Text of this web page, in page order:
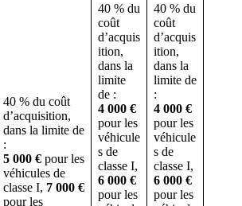
40 % du coût
d’acquisition,
dans la limite de
:
5 000 € pour les
véhicules de
classe I, 7 000 €
pour les
40 % du
coût
d’acquis
ition,
dans la
limite
de :
4 000 €
pour les
véhicule
s de
classe I,
6 000 €
pour les
40 % du
coût
d’acquis
ition,
dans la
limite de
:
4 000 €
pour les
véhicule
s de
classe I,
6 000 €
pour les